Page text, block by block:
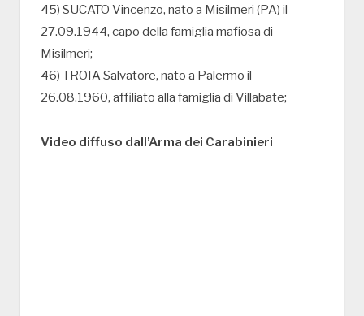
45) SUCATO Vincenzo, nato a Misilmeri (PA) il
27.09.1944, capo della famiglia mafiosa di
Misilmeri;
46) TROIA Salvatore, nato a Palermo il
26.08.1960, affiliato alla famiglia di Villabate;
Video diffuso dall’Arma dei Carabinieri